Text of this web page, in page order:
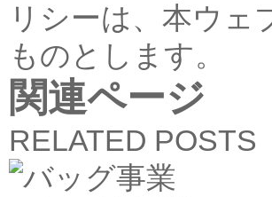
リシーは、本ウェ
ものとします。
関連ページ
RELATED POSTS